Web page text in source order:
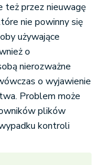
też przez nieuwagę
nie powinny się
używające
o
nierozważne
o wyjawienie
Problem może
plików
kontroli